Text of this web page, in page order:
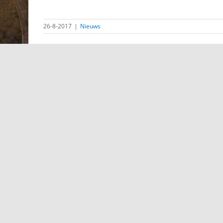
26-8-2017 | Nieuws